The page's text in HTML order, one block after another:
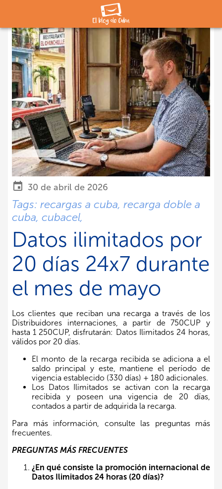
30 de abril de 2026
Tags: recargas a cuba, recarga doble a
cuba, cubacel,
Datos ilimitados por
20 días 24x7 durante
el mes de mayo
Los clientes que reciban una recarga a través de los
Distribuidores internaciones, a partir de 750CUP y
hasta 1 250CUP, disfrutarán: Datos Ilimitados 24 horas,
válidos por 20 días.
El monto de la recarga recibida se adiciona a el
saldo principal y este, mantiene el período de
vigencia establecido (330 días) + 180 adicionales.
Los Datos Ilimitados se activan con la recarga
recibida y poseen una vigencia de 20 días,
contados a partir de adquirida la recarga.
Para más información, consulte las preguntas más
frecuentes.
PREGUNTAS MÁS FRECUENTES
¿En qué consiste la promoción internacional de
Datos Ilimitados 24 horas (20 días)?